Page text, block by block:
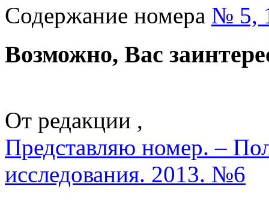
Содержание номера № 5,
Возможно, Вас
От редакции ,
Представляю номер. –
исследования. 2013. №6